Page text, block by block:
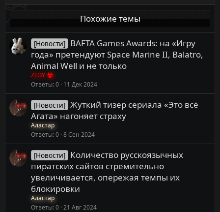
Похожие темы
[Новости] BAFTA Games Awards: на «Игру
года» претендуют Space Marine II, Balatro,
Animal Well и не только
ZLOY
Ответы 0 11 Дек 2024
[Новости] Жуткий тизер сериала «Это всё
Агата» нагоняет страху
Аластар
Ответы 0 8 Сен 2024
[Новости] Количество русскоязычных
пиратских сайтов стремительно
увеличивается, опережая темпы их
блокировки
Аластар
Ответы 0 21 Авг 2024